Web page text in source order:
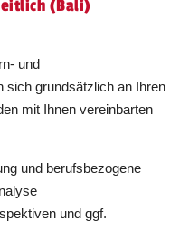
(Bali)
und
sich grundsätzlich an Ihren
mit Ihnen vereinbarten
und berufsbezogene
und ggf.